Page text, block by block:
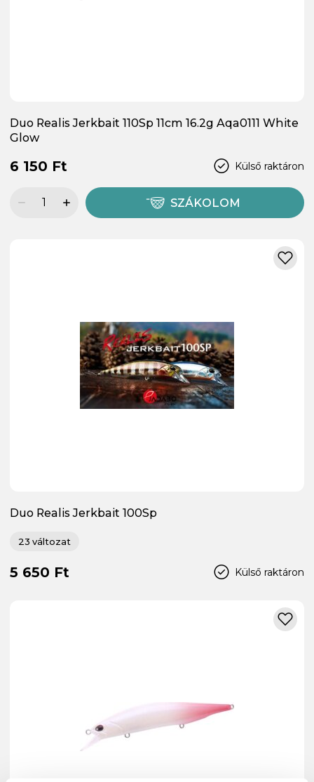
Duo Realis Jerkbait 110Sp 11cm 16.2g Aqa0111 White
Glow
Külső raktáron
6 150 Ft
SZÁKOLOM
Duo Realis Jerkbait 100Sp
23 változat
Külső raktáron
5 650 Ft